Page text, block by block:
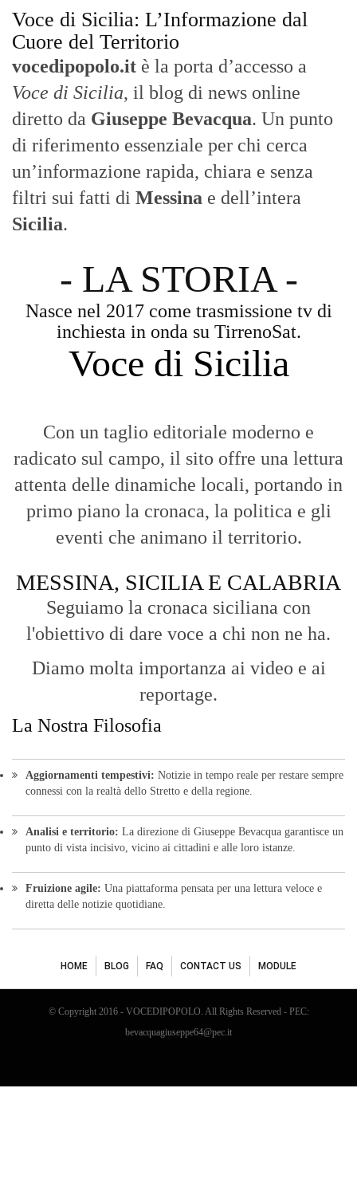
Voce di Sicilia: L’Informazione dal
Cuore del Territorio
vocedipopolo.it è la porta d’accesso a
Voce di Sicilia, il blog di news online
diretto da Giuseppe Bevacqua. Un punto
di riferimento essenziale per chi cerca
un’informazione rapida, chiara e senza
filtri sui fatti di Messina e dell’intera
Sicilia.
- LA STORIA -
Nasce nel 2017 come trasmissione tv di
inchiesta in onda su TirrenoSat.
Voce di Sicilia
Con un taglio editoriale moderno e
radicato sul campo, il sito offre una lettura
attenta delle dinamiche locali, portando in
primo piano la cronaca, la politica e gli
eventi che animano il territorio.
MESSINA, SICILIA E CALABRIA
Seguiamo la cronaca siciliana con
l'obiettivo di dare voce a chi non ne ha.
Diamo molta importanza ai video e ai
reportage.
La Nostra Filosofia
Aggiornamenti tempestivi: Notizie in tempo reale per restare sempre
connessi con la realtà dello Stretto e della regione.
Analisi e territorio: La direzione di Giuseppe Bevacqua garantisce un
punto di vista incisivo, vicino ai cittadini e alle loro istanze.
Fruizione agile: Una piattaforma pensata per una lettura veloce e
diretta delle notizie quotidiane.
HOME BLOG FAQ CONTACT US MODULE
© Copyright 2016 - VOCEDIPOPOLO. All Rights Reserved - PEC:
bevacquagiuseppe64@pec.it